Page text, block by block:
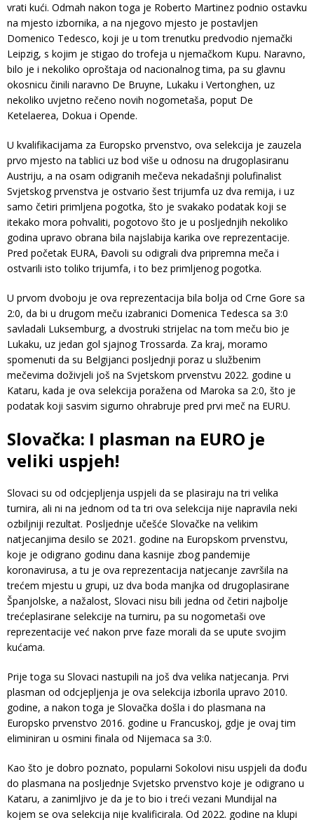
vrati kući. Odmah nakon toga je Roberto Martinez podnio ostavku
na mjesto izbornika, a na njegovo mjesto je postavljen
Domenico Tedesco, koji je u tom trenutku predvodio njemački
Leipzig, s kojim je stigao do trofeja u njemačkom Kupu. Naravno,
bilo je i nekoliko oproštaja od nacionalnog tima, pa su glavnu
okosnicu činili naravno De Bruyne, Lukaku i Vertonghen, uz
nekoliko uvjetno rečeno novih nogometaša, poput De
Ketelaerea, Dokua i Opende.
U kvalifikacijama za Europsko prvenstvo, ova selekcija je zauzela
prvo mjesto na tablici uz bod više u odnosu na drugoplasiranu
Austriju, a na osam odigranih mečeva nekadašnji polufinalist
Svjetskog prvenstva je ostvario šest trijumfa uz dva remija, i uz
samo četiri primljena pogotka, što je svakako podatak koji se
itekako mora pohvaliti, pogotovo što je u posljednjih nekoliko
godina upravo obrana bila najslabija karika ove reprezentacije.
Pred početak EURA, Đavoli su odigrali dva pripremna meča i
ostvarili isto toliko trijumfa, i to bez primljenog pogotka.
U prvom dvoboju je ova reprezentacija bila bolja od Crne Gore sa
2:0, da bi u drugom meču izabranici Domenica Tedesca sa 3:0
savladali Luksemburg, a dvostruki strijelac na tom meču bio je
Lukaku, uz jedan gol sjajnog Trossarda. Za kraj, moramo
spomenuti da su Belgijanci posljednji poraz u službenim
mečevima doživjeli još na Svjetskom prvenstvu 2022. godine u
Kataru, kada je ova selekcija poražena od Maroka sa 2:0, što je
podatak koji sasvim sigurno ohrabruje pred prvi meč na EURU.
Slovačka: I plasman na EURO je
veliki uspjeh!
Slovaci su od odcjepljenja uspjeli da se plasiraju na tri velika
turnira, ali ni na jednom od ta tri ova selekcija nije napravila neki
ozbiljniji rezultat. Posljednje učešće Slovačke na velikim
natjecanjima desilo se 2021. godine na Europskom prvenstvu,
koje je odigrano godinu dana kasnije zbog pandemije
koronavirusa, a tu je ova reprezentacija natjecanje završila na
trećem mjestu u grupi, uz dva boda manjka od drugoplasirane
Španjolske, a nažalost, Slovaci nisu bili jedna od četiri najbolje
trećeplasirane selekcije na turniru, pa su nogometaši ove
reprezentacije već nakon prve faze morali da se upute svojim
kućama.
Prije toga su Slovaci nastupili na još dva velika natjecanja. Prvi
plasman od odcjepljenja je ova selekcija izborila upravo 2010.
godine, a nakon toga je Slovačka došla i do plasmana na
Europsko prvenstvo 2016. godine u Francuskoj, gdje je ovaj tim
eliminiran u osmini finala od Nijemaca sa 3:0.
Kao što je dobro poznato, popularni Sokolovi nisu uspjeli da dođu
do plasmana na posljednje Svjetsko prvenstvo koje je odigrano u
Kataru, a zanimljivo je da je to bio i treći vezani Mundijal na
kojem se ova selekcija nije kvalificirala. Od 2022. godine na klupi